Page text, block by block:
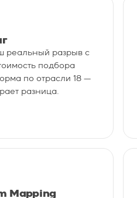
реальный разрыв с
подбора
по отрасли 18 —
разница.
Mapping